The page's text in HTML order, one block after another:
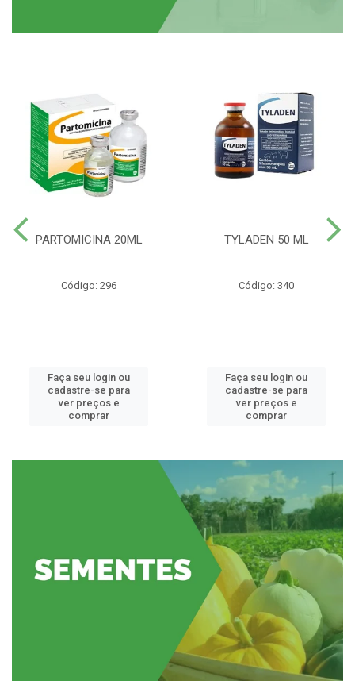
PARTOMICINA 20ML
Código: 296
Faça seu login ou
cadastre-se para
ver preços e
comprar
TYLADEN 50 ML
Código: 340
Faça seu login ou
cadastre-se para
ver preços e
comprar